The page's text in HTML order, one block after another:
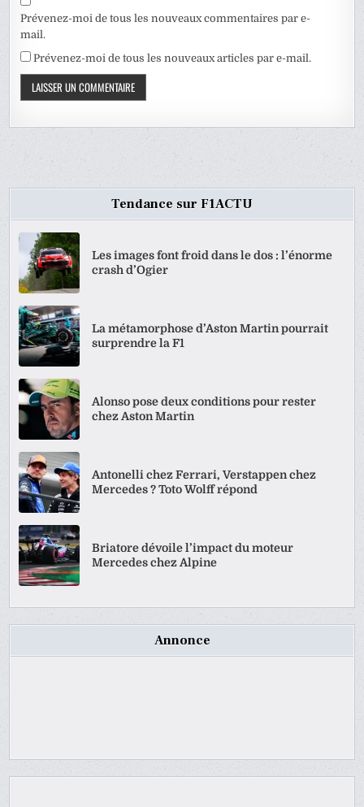
Prévenez-moi de tous les nouveaux commentaires par e-
mail.
Prévenez-moi de tous les nouveaux articles par e-mail.
Tendance sur F1ACTU
Les images font froid dans le dos : l’énorme
crash d’Ogier
La métamorphose d’Aston Martin pourrait
surprendre la F1
Alonso pose deux conditions pour rester
chez Aston Martin
Antonelli chez Ferrari, Verstappen chez
Mercedes ? Toto Wolff répond
Briatore dévoile l’impact du moteur
Mercedes chez Alpine
Annonce